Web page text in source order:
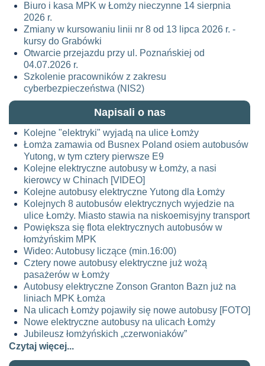
Biuro i kasa MPK w Łomży nieczynne 14 sierpnia
2026 r.
Zmiany w kursowaniu linii nr 8 od 13 lipca 2026 r. -
kursy do Grabówki
Otwarcie przejazdu przy ul. Poznańskiej od
04.07.2026 r.
Szkolenie pracowników z zakresu
cyberbezpieczeństwa (NIS2)
Napisali o nas
Kolejne "elektryki" wyjadą na ulice Łomży
Łomża zamawia od Busnex Poland osiem autobusów
Yutong, w tym cztery pierwsze E9
Kolejne elektryczne autobusy w Łomży, a nasi
kierowcy w Chinach [VIDEO]
Kolejne autobusy elektryczne Yutong dla Łomży
Kolejnych 8 autobusów elektrycznych wyjedzie na
ulice Łomży. Miasto stawia na niskoemisyjny transport
Powiększa się flota elektrycznych autobusów w
łomżyńskim MPK
Wideo: Autobusy liczące (min.16:00)
Cztery nowe autobusy elektryczne już wożą
pasażerów w Łomży
Autobusy elektryczne Zonson Granton Bazn już na
liniach MPK Łomża
Na ulicach Łomży pojawiły się nowe autobusy [FOTO]
Nowe elektryczne autobusy na ulicach Łomży
Jubileusz łomżyńskich „czerwoniaków”
Czytaj więcej...